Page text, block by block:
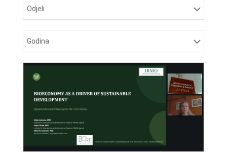
Odjeli
Godina